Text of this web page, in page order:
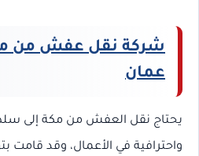
شركة نقل عفش من
عمان
يحتاج نقل العفش من مكة إلى
واحترافية في الأعمال، وقد قامت